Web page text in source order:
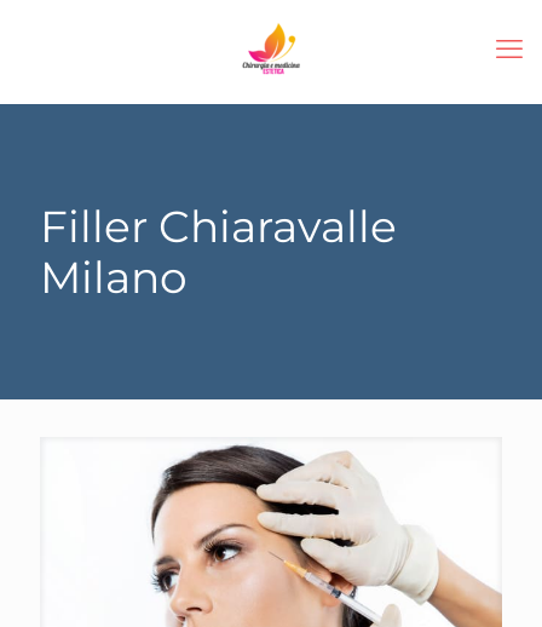
Filler Chiaravalle
Milano